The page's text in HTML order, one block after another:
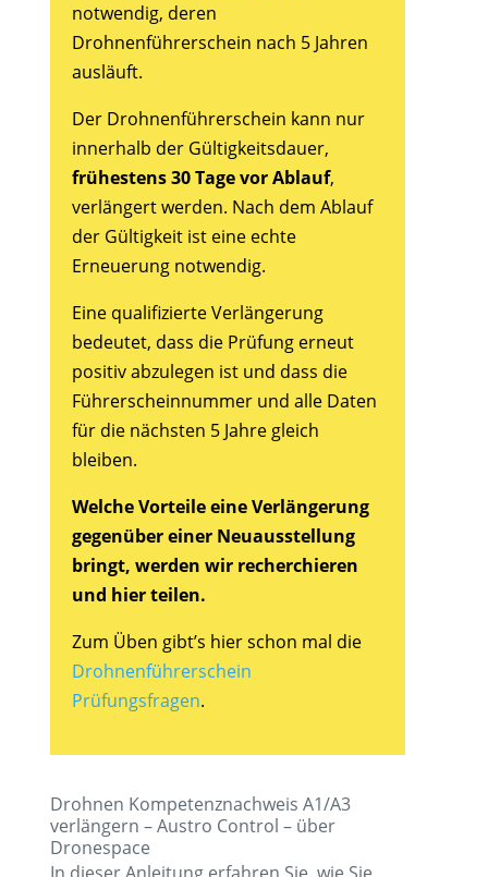
notwendig, deren
Drohnenführerschein nach 5 Jahren
ausläuft.
Der Drohnenführerschein kann nur
innerhalb der Gültigkeitsdauer,
frühestens 30 Tage vor Ablauf,
verlängert werden. Nach dem Ablauf
der Gültigkeit ist eine echte
Erneuerung notwendig.
Eine qualifizierte Verlängerung
bedeutet, dass die Prüfung erneut
positiv abzulegen ist und dass die
Führerscheinnummer und alle Daten
für die nächsten 5 Jahre gleich
bleiben.
Welche Vorteile eine Verlängerung
gegenüber einer Neuausstellung
bringt, werden wir recherchieren
und hier teilen.
Zum Üben gibt’s hier schon mal die
Drohnenführerschein
Prüfungsfragen.
Drohnen Kompetenznachweis A1/A3
verlängern – Austro Control – über
Dronespace